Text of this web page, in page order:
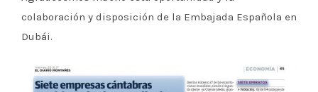
colaboración y disposición de la Embajada Española en
Dubái.